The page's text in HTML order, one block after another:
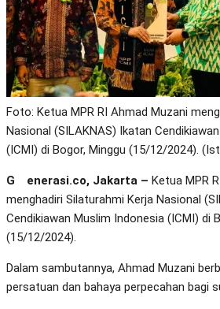
Foto: Ketua MPR RI Ahmad Muzani
Nasional (SILAKNAS) Ikatan
(ICMI) di Bogor, Minggu (15/12/2024).
Generasi.co, Jakarta – Ketua MPR
menghadiri Silaturahmi Kerja Nasional
Cendikiawan Muslim Indonesia (ICMI) di
(15/12/2024).
Dalam sambutannya, Ahmad Muzani
persatuan dan bahaya perpecahan bagi